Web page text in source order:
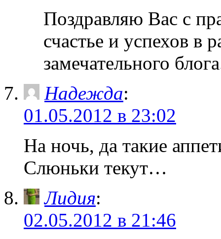
Поздравляю Вас с
счастье и успехов в
замечательного
Надежда:
01.05.2012 в 23:02
На ночь, да такие
Слюньки текут…
Лидия:
02.05.2012 в 21:46